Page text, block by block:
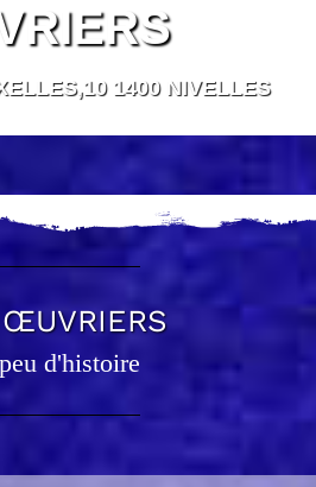
1400 NIVELLES
d'histoire